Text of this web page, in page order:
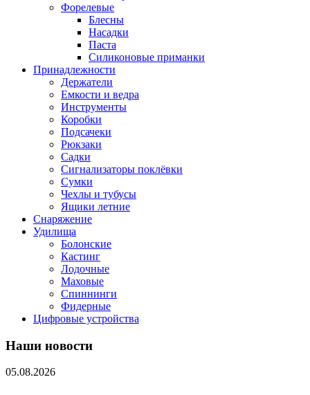
Форелевые
Блесны
Насадки
Паста
Силиконовые приманки
Принадлежности
Держатели
Емкости и ведра
Инструменты
Коробки
Подсачеки
Рюкзаки
Садки
Сигнализаторы поклёвки
Сумки
Чехлы и тубусы
Ящики летние
Снаряжение
Удилища
Болонские
Кастинг
Лодочные
Маховые
Спиннинги
Фидерные
Цифровые устройства
Наши новости
05.08.2026